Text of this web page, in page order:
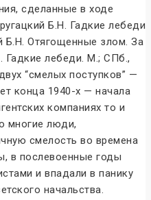
сделанные в ходе
Б.Н. Гадкие лебеди
Б.Н. Отягощенные злом. За
Гадкие лебеди. М.; СПб.,
“смелых поступков” —
конца 1940-х — начала
компаниях то и
многие люди,
смелость во времена
в послевоенные годы
и впадали в панику
начальства.